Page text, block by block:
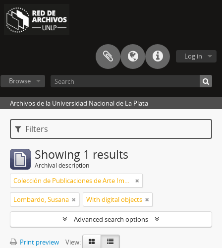
Log in
Browse
Archivos de la Universidad Nacional de La Plata
Filters
Showing 1 results
Archival description
Colección de Publicaciones de Arte Impreso
Lombardo, Susana With digital objects
Advanced search options
Print preview
View: